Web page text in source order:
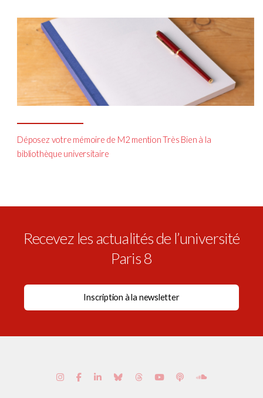
Déposez votre mémoire de M2 mention Très Bien à la
bibliothèque universitaire
Recevez les actualités de l’université
Paris 8